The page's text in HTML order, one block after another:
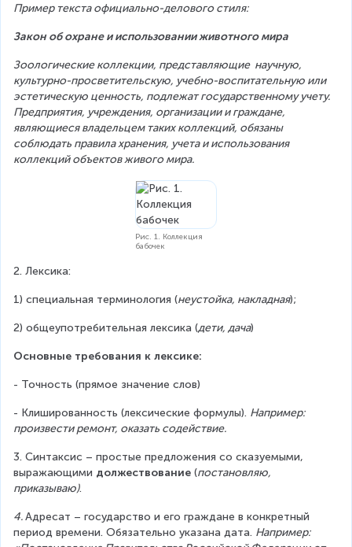
Пример текста официально-делового стиля:
Закон об охране и использовании животного мира
Зоологические коллекции, представляющие  научную,
культурно-просветительскую, учебно-воспитательную или
эстетическую ценность, подлежат государственному учету.
Предприятия, учреждения, организации и граждане,
являющиеся владельцем таких коллекций, обязаны
соблюдать правила хранения, учета и использования
коллекций объектов живого мира.
Рис. 1. Коллекция
бабочек
2. Лексика:
1) специальная терминология (неустойка, накладная);
2) общеупотребительная лексика (дети, дача)
Основные требования к лексике:
- Точность (прямое значение слов)
- Клишированность (лексические формулы). Например:
произвести ремонт, оказать содействие.
3. Синтаксис – простые предложения со сказуемыми,
выражающими должествование (постановляю,
приказываю).
4. Адресат – государство и его граждане в конкретный
период времени. Обязательно указана дата. Например: